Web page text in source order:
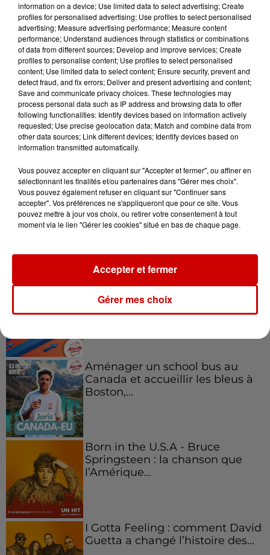
régions !
Destination Vacances - Gagnez
votre séjour en famille au cœur
de la...
Destination Vacances : inscrivez-
Podcasts Voir plus
Kelly Massol, figure
emblématique de
l'entrepreneuriat féminin
Aménager un school bus au
Canada et accueillir les bleus à
Boston,...
Born in the U.S.A - Bruce
Springsteen : la chanson que
l’Amérique...
I Gotta Feeling : comment David
Guetta a changé l’histoire des...
information on a device; Use limited data to select advertising; Create
profiles for personalised advertising; Use profiles to select personalised
advertising; Measure advertising performance; Measure content
performance; Understand audiences through statistics or combinations
of data from different sources; Develop and improve services; Create
profiles to personalise content; Use profiles to select personalised
content; Use limited data to select content; Ensure security, prevent and
detect fraud, and fix errors; Deliver and present advertising and content;
Save and communicate privacy choices. These technologies may
process personal data such as IP address and browsing data to offer
following functionalities: Identify devices based on information actively
requested; Use precise geolocation data; Match and combine data from
other data sources; Link different devices; Identify devices based on
information transmitted automatically.
Vous pouvez accepter en cliquant sur "Accepter et fermer", ou affiner en
sélectionnant les finalités et/ou partenaires dans "Gérer mes choix".
Vous pouvez également refuser en cliquant sur "Continuer sans
accepter". Vos préférences ne s'appliqueront que pour ce site. Vous
pouvez mettre à jour vos choix, ou retirer votre consentement à tout
moment via le lien "Gérer les cookies" situé en bas de chaque page.
Gérer mes choix
Accepter et fermer